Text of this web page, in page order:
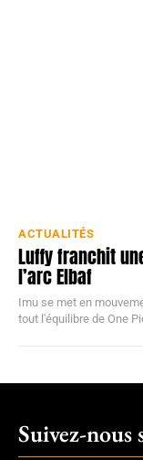
ACTUALITÉS
Luffy franchit
l’arc Elbaf
Imu se met en
tout l'équilibre de One
Suivez-nous